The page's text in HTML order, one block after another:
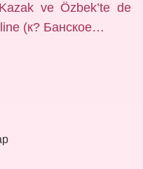
ve Özbek’te de
(к? Банское…